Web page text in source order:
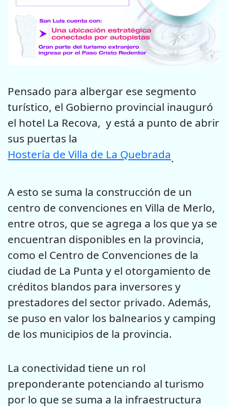
Pensado para albergar ese segmento
turístico, el Gobierno provincial inauguró
el hotel La Recova, y está a punto de abrir
sus puertas la
Hostería de Villa de La Quebrada.
A esto se suma la construcción de un
centro de convenciones en Villa de Merlo,
entre otros, que se agrega a los que ya se
encuentran disponibles en la provincia,
como el Centro de Convenciones de la
ciudad de La Punta y el otorgamiento de
créditos blandos para inversores y
prestadores del sector privado. Además,
se puso en valor los balnearios y camping
de los municipios de la provincia.
La conectividad tiene un rol
preponderante potenciando al turismo
por lo que se suma a la infraestructura